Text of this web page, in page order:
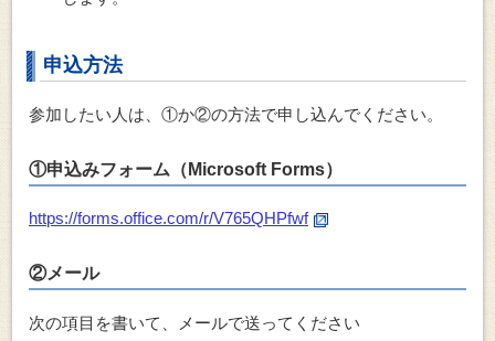
申込方法
参加したい人は、①か②の方法で申し込んでください。
①申込みフォーム（Microsoft Forms）
https://forms.office.com/r/V765QHPfwf
②メール
次の項目を書いて、メールで送ってください